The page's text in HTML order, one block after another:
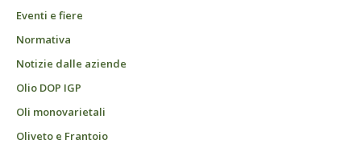
Eventi e fiere
Normativa
Notizie dalle aziende
Olio DOP IGP
Oli monovarietali
Oliveto e Frantoio